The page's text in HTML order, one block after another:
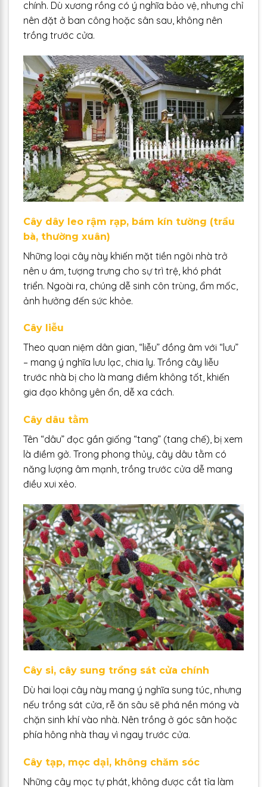
chính. Dù xương rồng có ý nghĩa bảo vệ, nhưng chỉ
nên đặt ở ban công hoặc sân sau, không nên
trồng trước cửa.
Cây dây leo rậm rạp, bám kín tường (trầu
bà, thường xuân)
Những loại cây này khiến mặt tiền ngôi nhà trở
nên u ám, tượng trưng cho sự trì trệ, khó phát
triển. Ngoài ra, chúng dễ sinh côn trùng, ẩm mốc,
ảnh hưởng đến sức khỏe.
Cây liễu
Theo quan niệm dân gian, “liễu” đồng âm với “lưu”
– mang ý nghĩa lưu lạc, chia ly. Trồng cây liễu
trước nhà bị cho là mang điềm không tốt, khiến
gia đạo không yên ổn, dễ xa cách.
Cây dâu tằm
Tên “dâu” đọc gần giống “tang” (tang chế), bị xem
là điềm gở. Trong phong thủy, cây dâu tằm có
năng lượng âm mạnh, trồng trước cửa dễ mang
điều xui xẻo.
Cây si, cây sung trồng sát cửa chính
Dù hai loại cây này mang ý nghĩa sung túc, nhưng
nếu trồng sát cửa, rễ ăn sâu sẽ phá nền móng và
chặn sinh khí vào nhà. Nên trồng ở góc sân hoặc
phía hông nhà thay vì ngay trước cửa.
Cây tạp, mọc dại, không chăm sóc
Những cây mọc tự phát, không được cắt tỉa làm